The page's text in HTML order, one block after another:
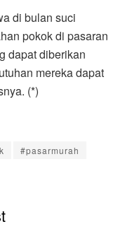
di bulan suci
pokok di pasaran
dapat diberikan
mereka dapat
(*)
#pasarmurah